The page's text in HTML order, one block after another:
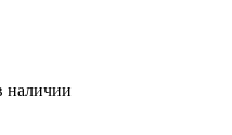
наличии